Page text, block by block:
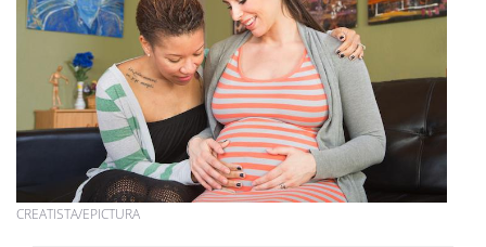
CREATISTA/EPICTURA